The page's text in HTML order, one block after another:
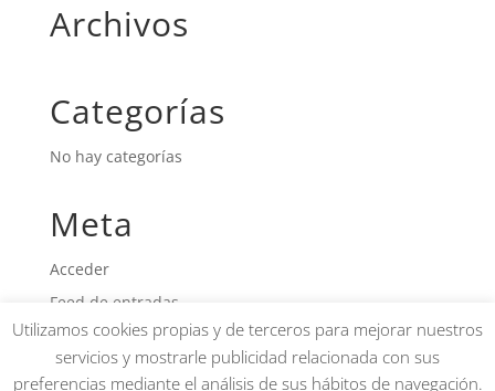
Archivos
Categorías
No hay categorías
Meta
Acceder
Feed de entradas
Feed de comentarios
WordPress.org
Utilizamos cookies propias y de terceros para mejorar nuestros
servicios y mostrarle publicidad relacionada con sus
preferencias mediante el análisis de sus hábitos de navegación.